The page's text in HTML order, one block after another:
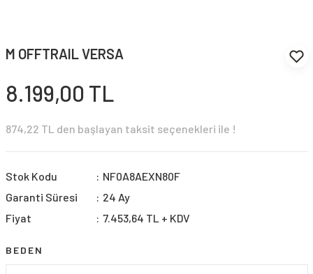
M OFFTRAIL VERSA
8.199,00 TL
874,22 TL den başlayan taksit seçenekleri ile !
Stok Kodu
NF0A8AEXN80F
Garanti Süresi
24 Ay
Fiyat
7.453,64 TL + KDV
BEDEN